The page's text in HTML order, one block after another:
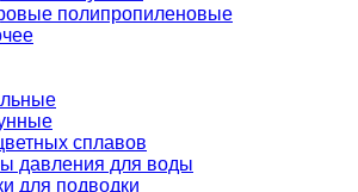
полипропиленовые
сплавов
давления для воды
для подводки